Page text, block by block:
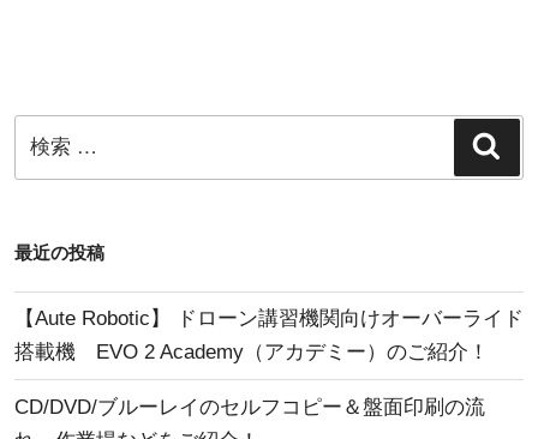
最近の投稿
【Aute Robotic】 ドローン講習機関向けオーバーライド
搭載機 EVO 2 Academy（アカデミー）のご紹介！
CD/DVD/ブルーレイのセルフコピー＆盤面印刷の流